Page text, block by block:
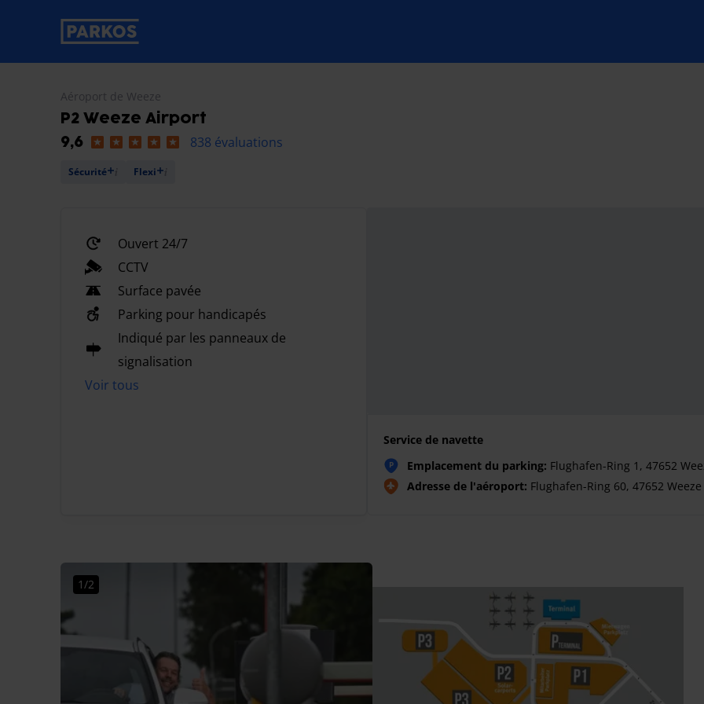
étiquette-de-navigation-principale
Aéroport de Weeze
P2 Weeze Airport
9,6
838 évaluations
Sécurité Flexi
Ouvert 24/7
CCTV
Surface pavée
Parking pour handicapés
Indiqué par les panneaux de
signalisation
Voir tous
Service de navette
P Emplacement du parking: Flughafen-Ring 1, 47652
Adresse de l'aéroport: Flughafen-Ring 60, 47652 Weeze
1/2